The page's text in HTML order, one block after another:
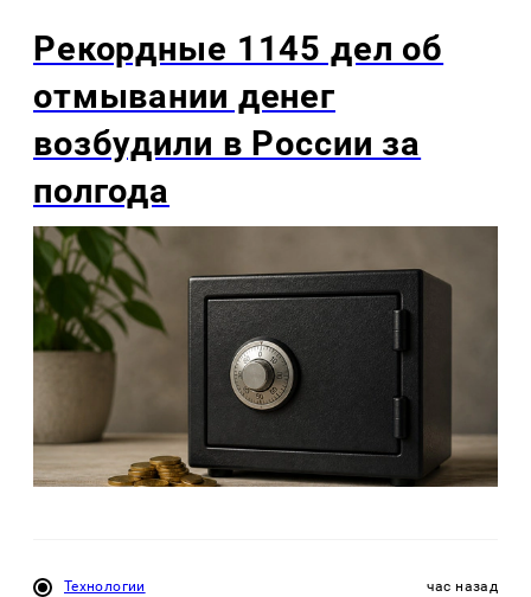
Рекордные 1145 дел об
отмывании денег
возбудили в России за
полгода
Технологии час назад